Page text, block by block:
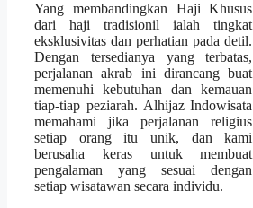
Yang membandingkan Haji Khusus
dari haji tradisionil ialah tingkat
eksklusivitas dan perhatian pada detil.
Dengan tersedianya yang terbatas,
perjalanan akrab ini dirancang buat
memenuhi kebutuhan dan kemauan
tiap-tiap peziarah. Alhijaz Indowisata
memahami jika perjalanan religius
setiap orang itu unik, dan kami
berusaha keras untuk membuat
pengalaman yang sesuai dengan
setiap wisatawan secara individu.